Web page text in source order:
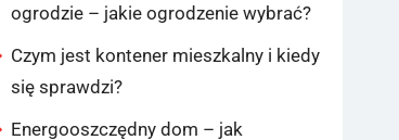
ogrodzie – jakie ogrodzenie wybrać?
Czym jest kontener mieszkalny i kiedy
się sprawdzi?
Energooszczędny dom – jak